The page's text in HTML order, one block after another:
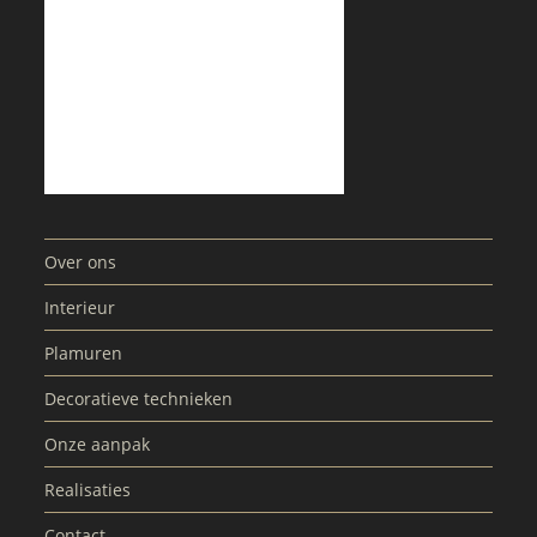
Over ons
Interieur
Plamuren
Decoratieve technieken
Onze aanpak
Realisaties